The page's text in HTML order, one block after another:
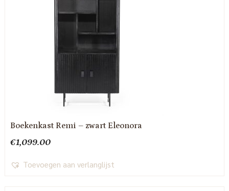
Boekenkast Remi – zwart Eleonora
€1,099.00
Toevoegen aan verlanglijst